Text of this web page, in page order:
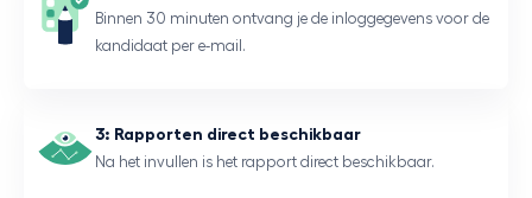
Binnen 30 minuten ontvang je de inloggegevens voor de
kandidaat per e-mail.
3: Rapporten direct beschikbaar
Na het invullen is het rapport direct beschikbaar.